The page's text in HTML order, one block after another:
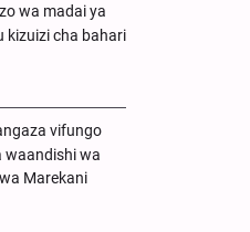
wa madai ya
kizuizi cha bahari
vifungo
waandishi wa
Marekani